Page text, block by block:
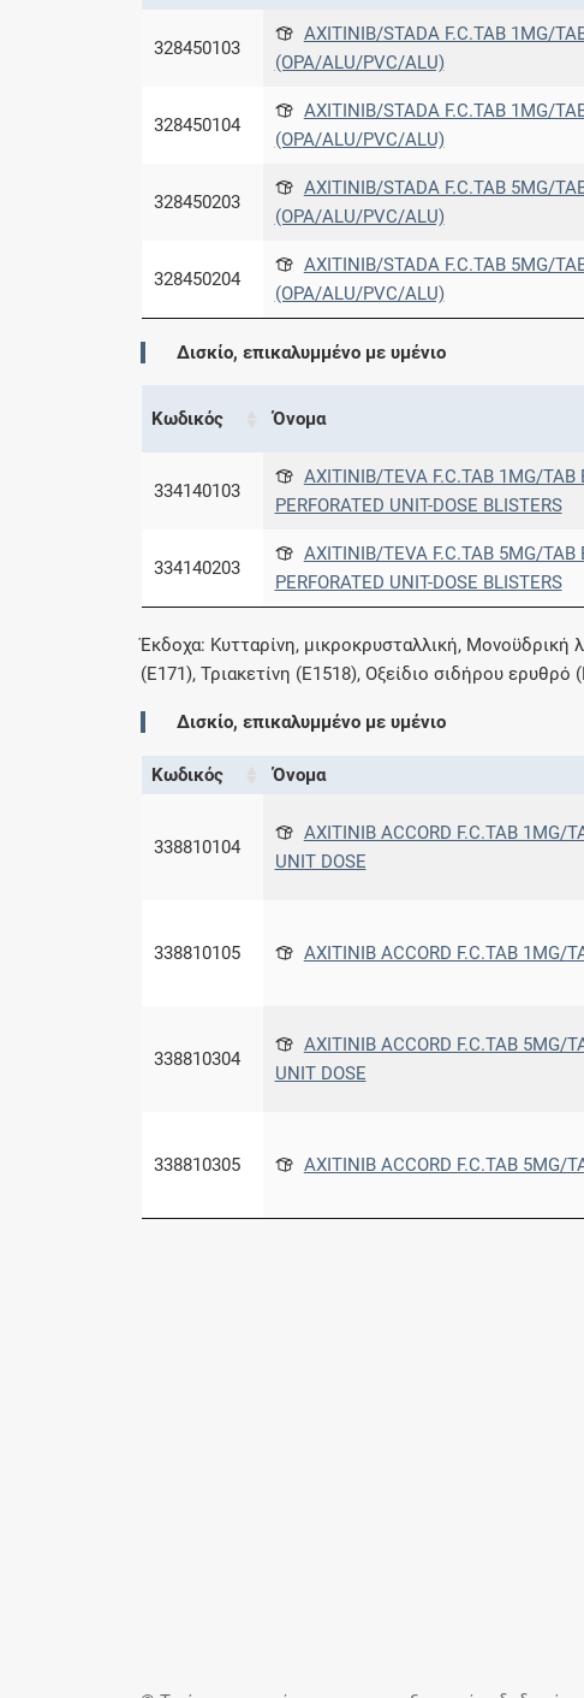
328450103
AXITINIB/STADA F.C.TAB 1MG/
(OPA/ALU/PVC/ALU)
328450104
AXITINIB/STADA F.C.TAB 1MG/
(OPA/ALU/PVC/ALU)
328450203
AXITINIB/STADA F.C.TAB 5MG/
(OPA/ALU/PVC/ALU)
328450204
AXITINIB/STADA F.C.TAB 5MG/
(OPA/ALU/PVC/ALU)
Δισκίο, επικαλυμμένο με υμένιο
Κωδικός Όνομα
334140103
AXITINIB/TEVA F.C.TAB 1MG/
PERFORATED UNIT-DOSE BLISTERS
334140203
AXITINIB/TEVA F.C.TAB 5MG/
PERFORATED UNIT-DOSE BLISTERS
Έκδοχα: Κυτταρίνη, μικροκρυσταλλική, Μονοϋδρική
(E171), Τριακετίνη (E1518), Οξείδιο σιδήρου ερυθρό
Δισκίο, επικαλυμμένο με υμένιο
Κωδικός Όνομα
338810104
AXITINIB ACCORD F.C.TAB 1MG/
UNIT DOSE
338810105 AXITINIB ACCORD F.C.TAB 1MG/
338810304
AXITINIB ACCORD F.C.TAB 5MG/
UNIT DOSE
338810305 AXITINIB ACCORD F.C.TAB 5MG/